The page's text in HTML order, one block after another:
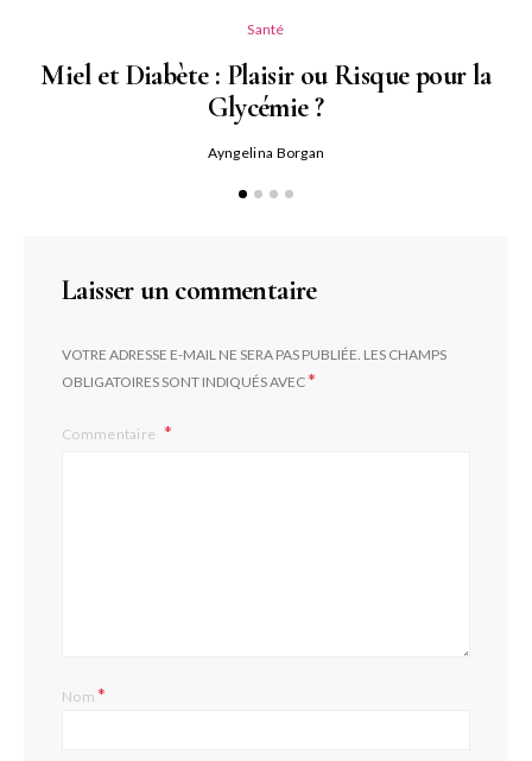
Santé
Miel et Diabète : Plaisir ou Risque pour la
Glycémie ?
Ayngelina Borgan
Laisser un commentaire
VOTRE ADRESSE E-MAIL NE SERA PAS PUBLIÉE. LES CHAMPS
OBLIGATOIRES SONT INDIQUÉS AVEC*
Commentaire
Nom*